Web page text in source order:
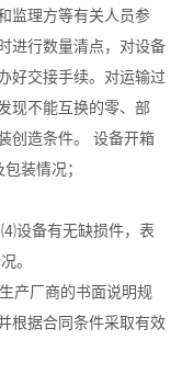
监理方等有关人员参
进行数量清点，对设备
好交接手续。对运输过
现不能互换的零、部
创造条件。 设备开箱
装情况；
设备有无缺损件，表
。
产厂商的书面说明规
根据合同条件采取有效